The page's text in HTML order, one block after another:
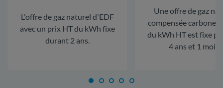
L'offre de gaz naturel d'EDF
avec un prix HT du kWh fixe
durant 2 ans.
Une offre de gaz
compensée carbone.
du kWh HT est fixe
4 ans et 1 mois.